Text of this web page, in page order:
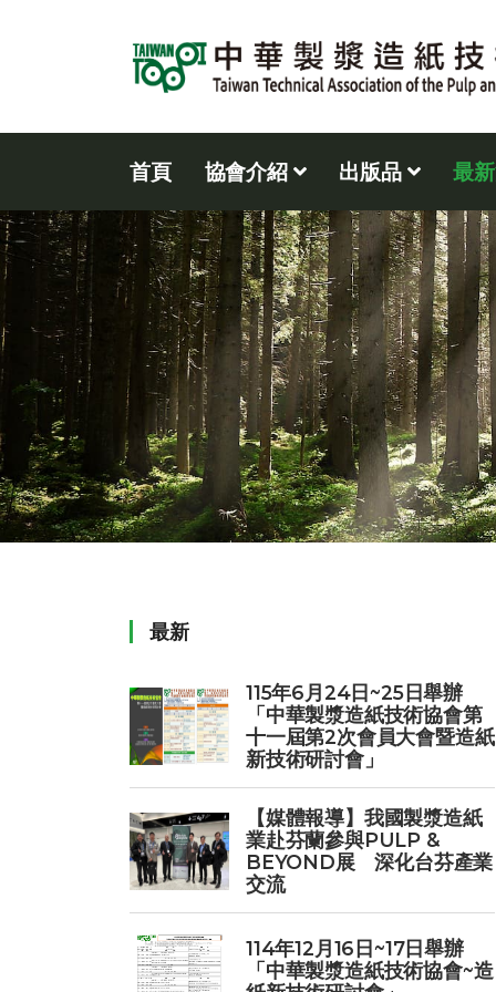
首頁 協會介紹 出版品 最
最新
115年6月24日~25日舉辦
「中華製漿造紙技術協會第
十一屆第2次會員大會暨造紙
新技術研討會」
【媒體報導】我國製漿造紙
業赴芬蘭參與PULP &
BEYOND展 深化台芬產業
交流
114年12月16日~17日舉辦
「中華製漿造紙技術協會~造